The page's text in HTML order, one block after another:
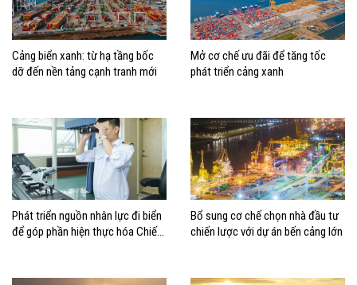
Cảng biển xanh: từ hạ tầng bốc
dỡ đến nền tảng cạnh tranh mới
Mở cơ chế ưu đãi để tăng tốc
phát triển cảng xanh
Phát triển nguồn nhân lực đi biển
để góp phần hiện thực hóa Chiến
Bổ sung cơ chế chọn nhà đầu tư
chiến lược với dự án bến cảng lớn